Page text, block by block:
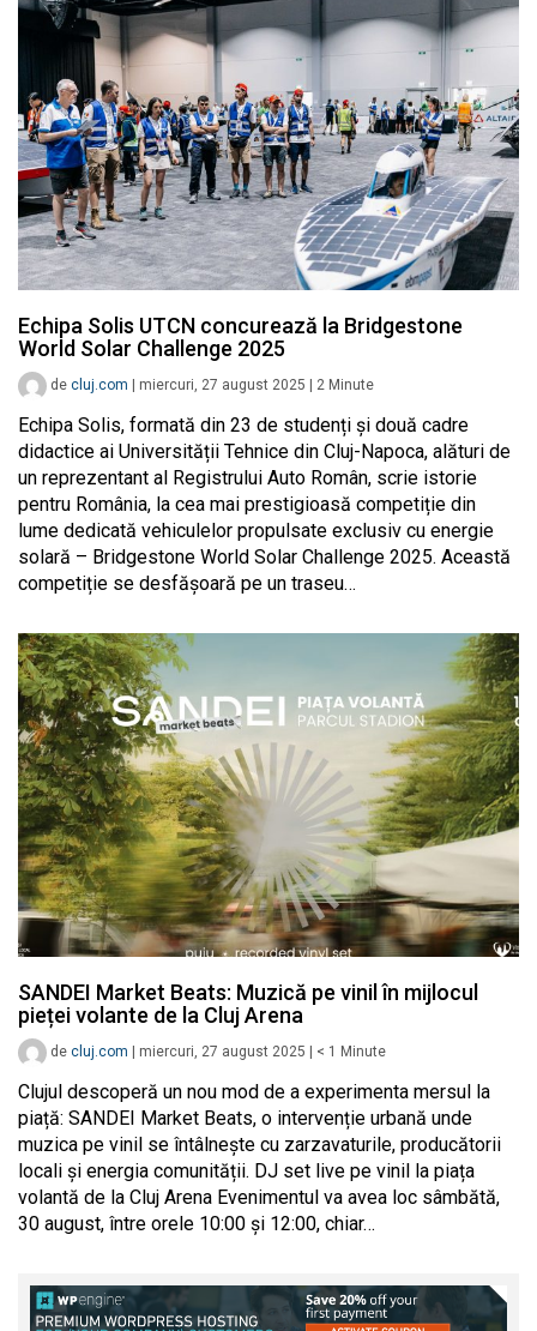
Echipa Solis UTCN concurează la Bridgestone
World Solar Challenge 2025
de cluj.com miercuri, 27 august 2025 2 Minute
Echipa Solis, formată din 23 de studenți și două cadre
didactice ai Universității Tehnice din Cluj-Napoca, alături de
un reprezentant al Registrului Auto Român, scrie istorie
pentru România, la cea mai prestigioasă competiție din
lume dedicată vehiculelor propulsate exclusiv cu energie
solară – Bridgestone World Solar Challenge 2025. Această
competiție se desfășoară pe un traseu…
SANDEI Market Beats: Muzică pe vinil în mijlocul
pieței volante de la Cluj Arena
de cluj.com miercuri, 27 august 2025 < 1 Minute
Clujul descoperă un nou mod de a experimenta mersul la
piață: SANDEI Market Beats, o intervenție urbană unde
muzica pe vinil se întâlnește cu zarzavaturile, producătorii
locali și energia comunității. DJ set live pe vinil la piața
volantă de la Cluj Arena Evenimentul va avea loc sâmbătă,
30 august, între orele 10:00 și 12:00, chiar…